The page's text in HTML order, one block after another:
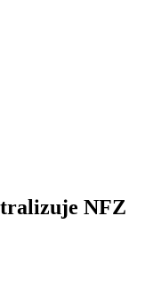
NFZ